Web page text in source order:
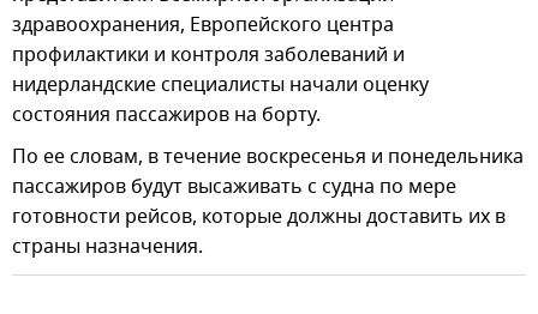
здравоохранения, Европейского центра
профилактики и контроля заболеваний и
нидерландские специалисты начали оценку
состояния пассажиров на борту.
По ее словам, в течение воскресенья и понедельника
пассажиров будут высаживать с судна по мере
готовности рейсов, которые должны доставить их в
страны назначения.